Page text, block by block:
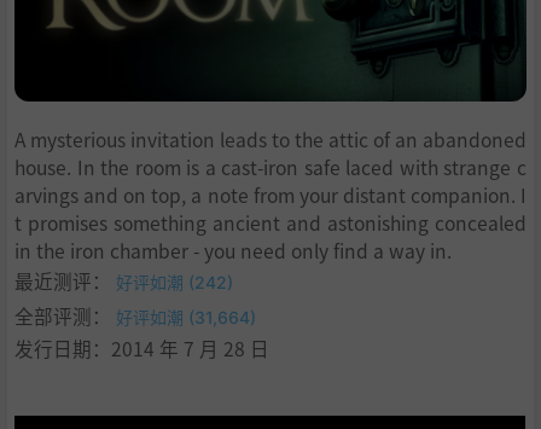
A mysterious invitation leads to the attic of an abandoned
house. In the room is a cast-iron safe laced with strange c
arvings and on top, a note from your distant companion. I
t promises something ancient and astonishing concealed
in the iron chamber - you need only find a way in.
最近测评：
好评如潮 (242)
全部评测： 好评如潮 (31,664)
发行日期：2014 年 7 月 28 日